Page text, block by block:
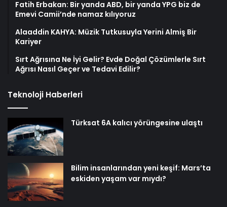
Fatih Erbakan: Bir yanda ABD, bir yanda YPG biz de
Emevi Camii’nde namaz kılıyoruz
Alaaddin KAHYA: Müzik Tutkusuyla Yerini Almiş Bir
Kariyer
Sırt Ağrısına Ne İyi Gelir? Evde Doğal Çözümlerle Sırt
Ağrısı Nasıl Geçer ve Tedavi Edilir?
Teknoloji Haberleri
Türksat 6A kalıcı yörüngesine ulaştı
Bilim insanlarından yeni keşif: Mars’ta
eskiden yaşam var mıydı?